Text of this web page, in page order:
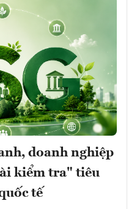
doanh nghiệp
kiểm tra" tiêu
tế